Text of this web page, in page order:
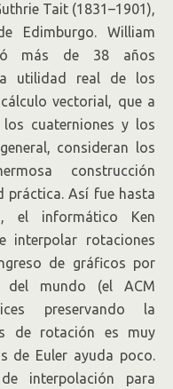
Tait (1831–1901),
Edimburgo. William
más de 38 años
utilidad real de los
vectorial, que a
cuaterniones y los
consideran los
construcción
práctica. Así fue hasta
el informático Ken
interpolar rotaciones
de gráficos por
del mundo (el ACM
preservando la
de rotación es muy
de Euler ayuda poco.
interpolación para